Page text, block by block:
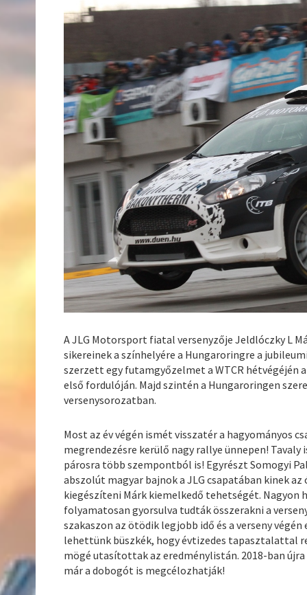
A JLG Motorsport fiatal versenyzője Jeldlóczky L
sikereinek a színhelyére a Hungaroringre a
szerzett egy futamgyőzelmet a WTCR hétvégéjén
első fordulóján. Majd szintén a Hungaroringen
versenysorozatban.
Most az év végén ismét visszatér a hagyományos
megrendezésre kerülő nagy rallye ünnepen!
párosra több szempontból is! Egyrészt Somogyi
abszolút magyar bajnok a JLG csapatában kinek
kiegészíteni Márk kiemelkedő tehetségét. Nagyon
folyamatosan gyorsulva tudták összerakni a
szakaszon az ötödik legjobb idő és a verseny
lehettünk büszkék, hogy évtizedes tapasztalattal
mögé utasítottak az eredménylistán. 2018-ban
már a dobogót is megcélozhatják!